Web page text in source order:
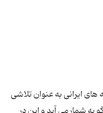
ایرانی به عنوان تلاشی